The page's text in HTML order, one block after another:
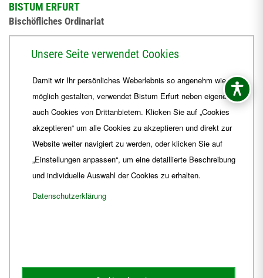
BISTUM ERFURT
Bischöfliches Ordinariat
+49 361 6572-444
ordinariat Bistum-Erfurt.de
Unsere Seite verwendet Cookies
Damit wir Ihr persönliches Weberlebnis so angenehm wie
möglich gestalten, verwendet Bistum Erfurt neben eigenen
auch Cookies von Drittanbietern. Klicken Sie auf „Cookies
akzeptieren“ um alle Cookies zu akzeptieren und direkt zur
Website weiter navigiert zu werden, oder klicken Sie auf
„Einstellungen anpassen“, um eine detaillierte Beschreibung
und individuelle Auswahl der Cookies zu erhalten.
Datenschutzerklärung